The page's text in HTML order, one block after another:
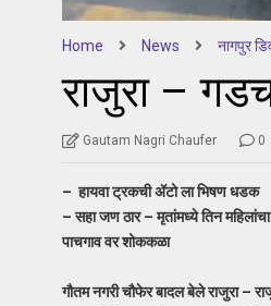
Home News नागपुर
राजुरा –
Gautam Nagri Chaufer 0
– हायवा ट्रकची ॲटो ला भिषण धडक
– सहा जण ठार – मृतांमध्ये तिन
पाचगाव वर शोककळा
गौतम नगरी चौफेर बादल बेले राजुरा –